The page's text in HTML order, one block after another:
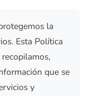
la
Esta Política
que se
y